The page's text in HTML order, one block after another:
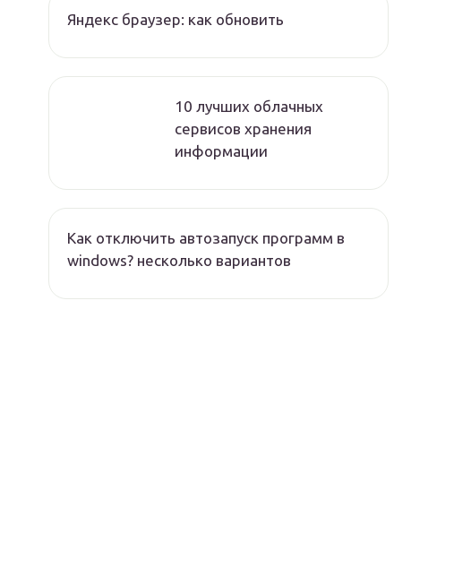
Яндекс браузер: как обновить
10 лучших облачных
сервисов хранения
информации
Как отключить автозапуск программ в
windows? несколько вариантов